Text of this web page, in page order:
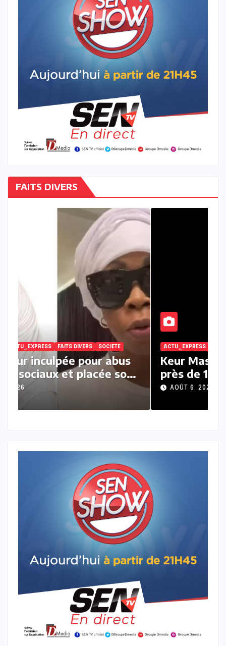
FAITS DIVERS
ACTU_EXPRESS FAITS DIVERS SOCIETE
inculpée pour abus
sociaux et placée sous
provisoire
6, 2026
ACTU_EXPRESS
Keur
près de 10
auAOÛT 6, 2026